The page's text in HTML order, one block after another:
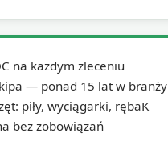
na każdym zleceniu
— ponad 15 lat w branży
piły, wyciągarki, rębaK
bez zobowiązań